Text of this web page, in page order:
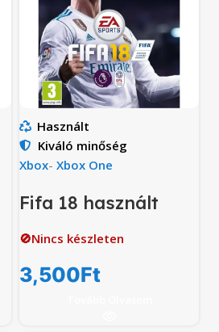
Használt
Kiváló minőség
Xbox- Xbox One
Fifa 18 használt
🚫Nincs készleten
3,500Ft